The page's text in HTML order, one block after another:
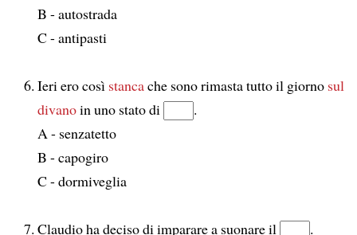
B - autostrada
C - antipasti
Ieri ero così stancache sono rimasta tutto il giorno sul
divanoin uno stato di
.
A - senzatetto
B - capogiro
C - dormiveglia
Claudio ha deciso di imparare a suonare il
.